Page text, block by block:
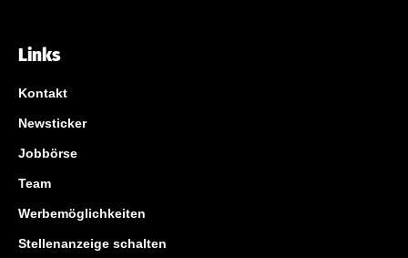
Links
Kontakt
Newsticker
Jobbörse
Team
Werbemöglichkeiten
Stellenanzeige schalten